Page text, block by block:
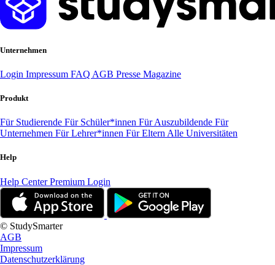
Unternehmen
Login Impressum FAQ AGB Presse Magazine
Produkt
Für Studierende Für Schüler*innen Für Auszubildende Für
Unternehmen Für Lehrer*innen Für Eltern Alle Universitäten
Help
Help CenterPremium Login
© StudySmarter
AGB
Impressum
Datenschutzerklärung